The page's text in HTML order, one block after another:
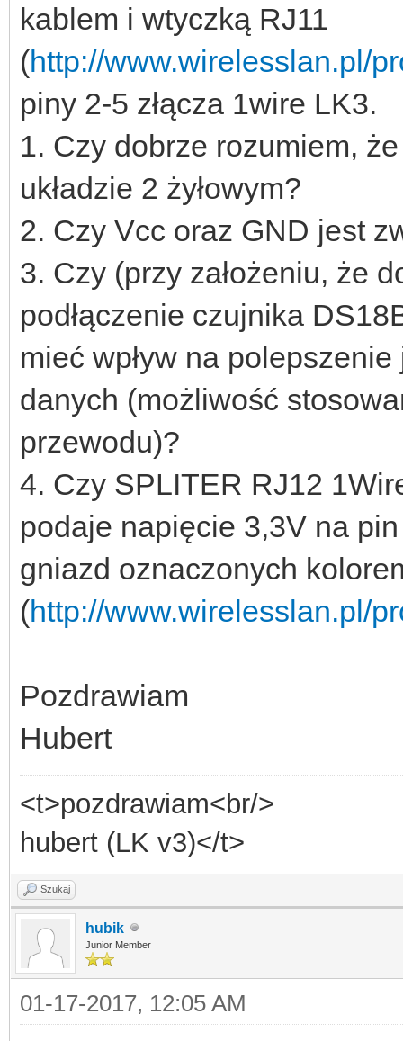
kablem i wtyczką RJ11
(http://www.wirelesslan.pl/
piny 2-5 złącza 1wire LK3.
1. Czy dobrze rozumiem,
układzie 2 żyłowym?
2. Czy Vcc oraz GND jest
3. Czy (przy założeniu, że
podłączenie czujnika
mieć wpływ na
danych (możliwość
przewodu)?
4. Czy SPLITER RJ12
podaje napięcie 3,3V na
gniazd oznaczonych
(http://www.wirelesslan.pl/
Pozdrawiam
Hubert
<t>pozdrawiam<br/>
hubert (LK v3)</t>
Szukaj
hubik
Junior Member
01-17-2017, 12:05 AM